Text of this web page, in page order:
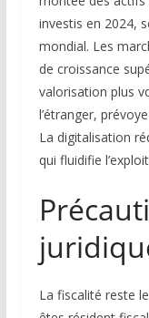
investis en 2024,
mondial. Les
de croissance
valorisation plus
l’étranger,
La digitalisation
qui fluidifie
La fiscalité reste